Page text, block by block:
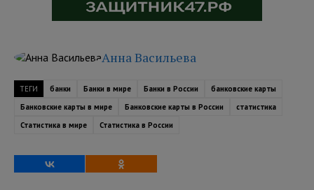
Анна Васильева
ТЕГИ банки Банки в мире Банки в России
банковские карты
Банковские карты в мире
Банковские карты в России
статистика
Статистика в мире
Статистика в России